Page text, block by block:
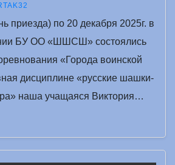
приезда) по 20 декабря 2025г. в
БУ ОО «ШШСШ» состоялись
«Города воинской
дисциплине «русские шашки-
наша учащаяся Виктория…